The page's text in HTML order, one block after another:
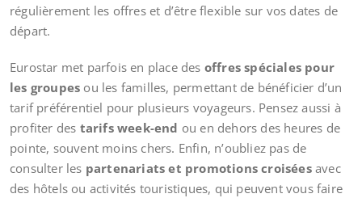
régulièrement les offres et d’être flexible sur vos dates de
départ.
Eurostar met parfois en place des offres spéciales pour
les groupes ou les familles, permettant de bénéficier d’un
tarif préférentiel pour plusieurs voyageurs. Pensez aussi à
profiter des tarifs week-end ou en dehors des heures de
pointe, souvent moins chers. Enfin, n’oubliez pas de
consulter les partenariats et promotions croiséesavec
des hôtels ou activités touristiques, qui peuvent vous faire